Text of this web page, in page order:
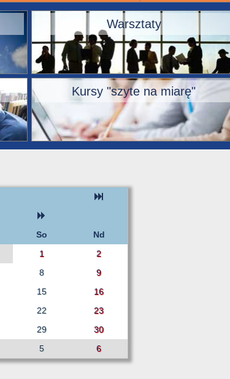
Warsztaty
Kursy "szyte na miarę"
So
Nd
1
2
8
9
15
16
22
23
29
30
5 6